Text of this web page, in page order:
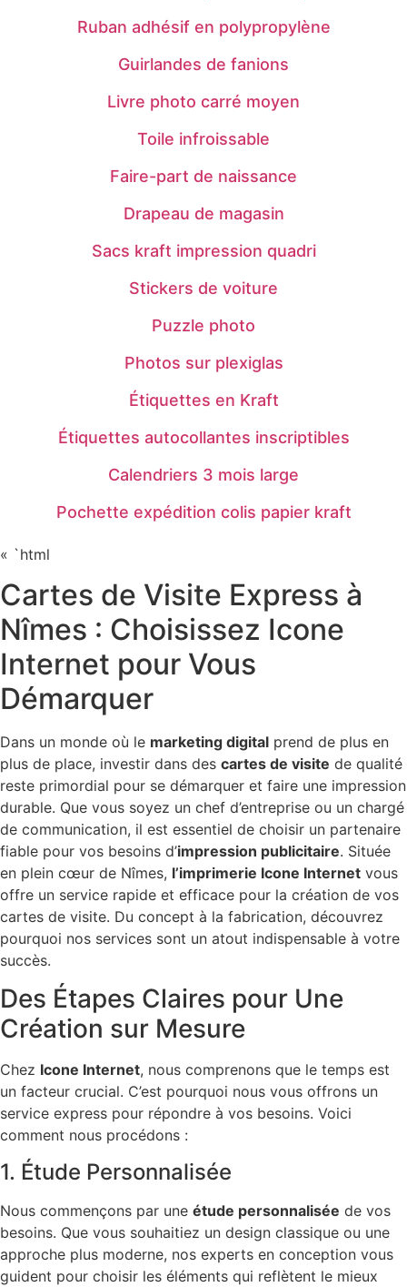
Ruban adhésif en polypropylène
Guirlandes de fanions
Livre photo carré moyen
Toile infroissable
Faire-part de naissance
Drapeau de magasin
Sacs kraft impression quadri
Stickers de voiture
Puzzle photo
Photos sur plexiglas
Étiquettes en Kraft
Étiquettes autocollantes inscriptibles
Calendriers 3 mois large
Pochette expédition colis papier kraft
« `html
Cartes de Visite Express à
Nîmes : Choisissez Icone
Internet pour Vous
Démarquer
Dans un monde où le marketing digital prend de plus en
plus de place, investir dans des cartes de visite de qualité
reste primordial pour se démarquer et faire une impression
durable. Que vous soyez un chef d’entreprise ou un chargé
de communication, il est essentiel de choisir un partenaire
fiable pour vos besoins d’impression publicitaire. Située
en plein cœur de Nîmes, l’imprimerie Icone Internet vous
offre un service rapide et efficace pour la création de vos
cartes de visite. Du concept à la fabrication, découvrez
pourquoi nos services sont un atout indispensable à votre
succès.
Des Étapes Claires pour Une
Création sur Mesure
Chez Icone Internet, nous comprenons que le temps est
un facteur crucial. C’est pourquoi nous vous offrons un
service express pour répondre à vos besoins. Voici
comment nous procédons :
1. Étude Personnalisée
Nous commençons par une étude personnalisée de vos
besoins. Que vous souhaitiez un design classique ou une
approche plus moderne, nos experts en conception vous
guident pour choisir les éléments qui reflètent le mieux